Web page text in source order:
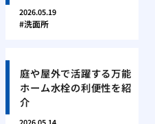
2026.05.19
洗面所
庭や屋外で活躍する万能
ホーム水栓の利便性を紹
介